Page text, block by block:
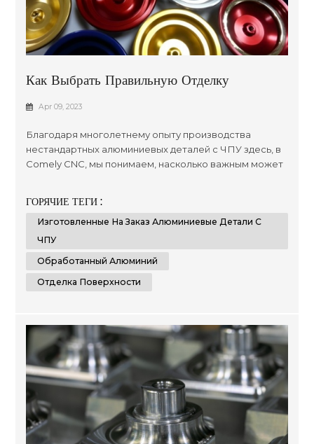
Как Выбрать Правильную Отделку
Поверхности Для Обработанного
Apr 09, 2023
Благодаря многолетнему опыту производства
нестандартных алюминиевых деталей с ЧПУ здесь, в
Comely CNC, мы понимаем, насколько важным может
общих стандартах презентации. со временем для
клиентов, которые ищут широкий спектр
оптимизированных результатов, независимо от
ГОРЯЧИЕ ТЕГИ :
Изготовленные На Заказ Алюминиевые Детали С
ЧПУ
Обработанный Алюминий
Отделка Поверхности